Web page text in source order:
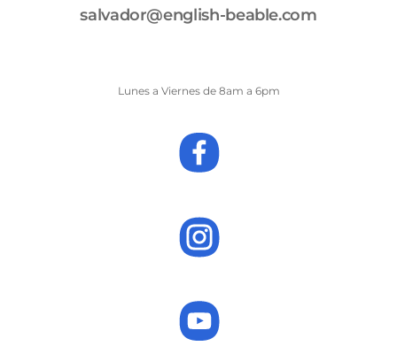
salvador@english-beable.com
Lunes a Viernes de 8am a 6pm